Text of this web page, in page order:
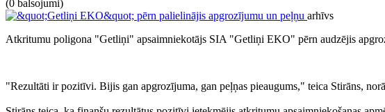
(0 balsojumi)
arhīvs
Atkritumu poligona "Getliņi" apsaimniekotājs SIA "Getliņi EKO" pērn audzējis
"Rezultāti ir pozitīvi. Bijis gan apgrozījuma, gan peļņas pieaugums," teica Stirāns,